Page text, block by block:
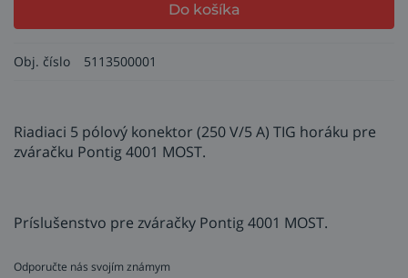
Do košíka
Obj. číslo 5113500001
Riadiaci 5 pólový konektor (250 V/5 A) TIG horáku pre
zváračku Pontig 4001 MOST.
Príslušenstvo pre zváračky Pontig 4001 MOST.
Odporučte nás svojím známym